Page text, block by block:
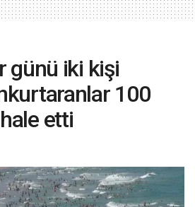
günü iki kişi
100
etti